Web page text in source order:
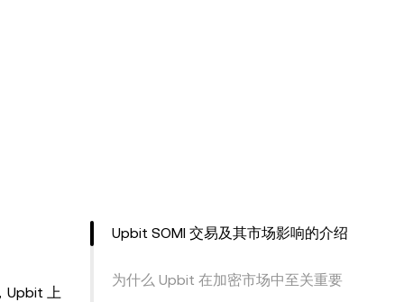
Upbit 上
Upbit SOMI 交易及其市场影响的介绍
为什么 Upbit 在加密市场中至关重要